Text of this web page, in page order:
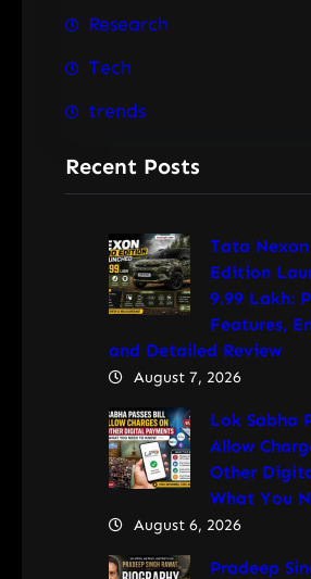
Research
Tech
trends
Recent Posts
Tata Nexon
Edition
9.99 Lakh:
Features,
and Detailed Review
August 7, 2026
Lok Sabha
Allow
Other
What You
August 6, 2026
Pradeep